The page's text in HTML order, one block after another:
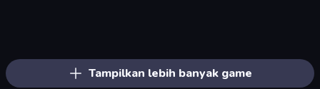
Tampilkan lebih banyak game